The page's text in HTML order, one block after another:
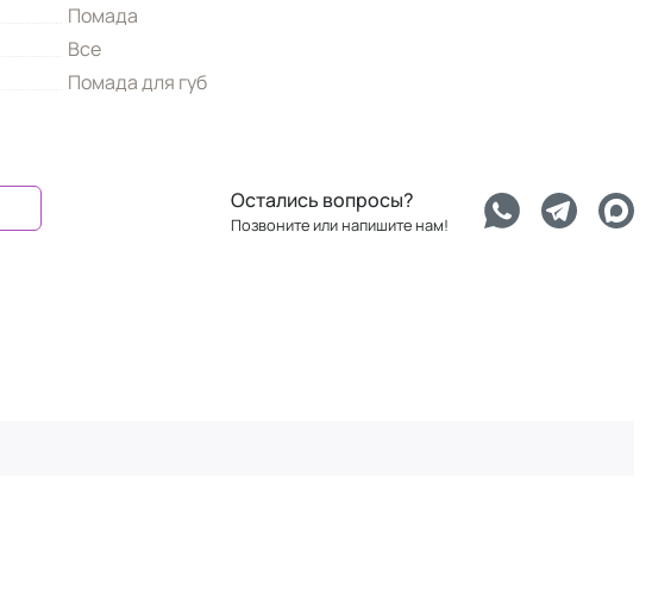
Помада
Все
Помада для губ
Остались вопросы?
Позвоните или напишите нам!